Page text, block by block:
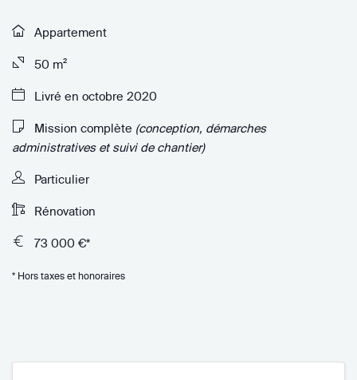
Appartement
50 m²
Livré en octobre 2020
Mission complète (conception, démarches
administratives et suivi de chantier)
Particulier
Rénovation
73 000 €*
* Hors taxes et honoraires